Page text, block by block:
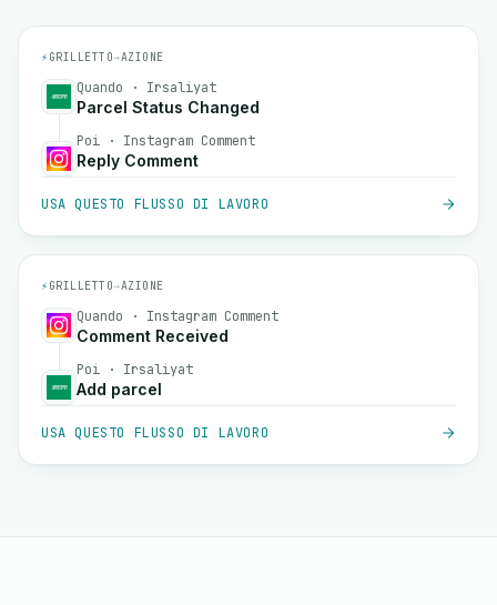
⚡ GRILLETTO→AZIONE
Quando · Irsaliyat
Parcel Status Changed
Poi · Instagram Comment
Reply Comment
USA QUESTO FLUSSO DI LAVORO
⚡ GRILLETTO→AZIONE
Quando · Instagram Comment
Comment Received
Poi · Irsaliyat
Add parcel
USA QUESTO FLUSSO DI LAVORO